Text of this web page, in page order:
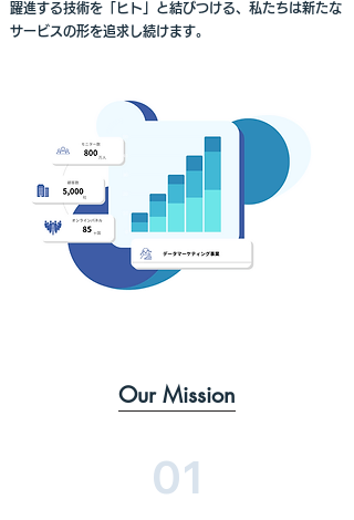
躍進する技術を「ヒト」と結びつける、私たちは新たな
サービスの形を追求し続けます。
Our Mission
01